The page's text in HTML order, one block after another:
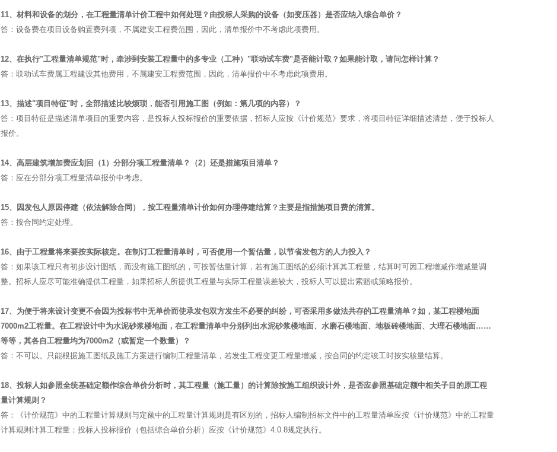
11、材料和设备的划分，在工程量清单计价工程中如何处理？由投标人采购的设备（如变压器）是否应纳入综合单价？
答：设备费在项目设备购置费列项，不属建安工程费范围，因此，清单报价中不考虑此项费用。
12、在执行"工程量清单规范"时，牵涉到安装工程量中的多专业（工种）"联动试车费"是否能计取？如果能计取，请问怎样计算？
答：联动试车费属工程建设其他费用，不属建安工程费范围，因此，清单报价中不考虑此项费用。
13、描述"项目特征"时，全部描述比较烦琐，能否引用施工图（例如：第几项的内容）？
答：项目特征是描述清单项目的重要内容，是投标人投标报价的重要依据，招标人应按《计价规范》要求，将项目特征详细描述清楚，便于投标人
报价。
14、高层建筑增加费应划回（1）分部分项工程量清单？（2）还是措施项目清单？
答：应在分部分项工程量清单报价中考虑。
15、因发包人原因停建（依法解除合同），按工程量清单计价如何办理停建结算？主要是指措施项目费的清算。
答：按合同约定处理。
16、由于工程量将来要按实际核定。在制订工程量清单时，可否使用一个暂估量，以节省发包方的人力投入？
答：如果该工程只有初步设计图纸，而没有施工图纸的，可按暂估量计算，若有施工图纸的必须计算其工程量，结算时可因工程增减作增减量调
整。招标人应尽可能准确提供工程量，如果招标人所提供工程量与实际工程量误差较大，投标人可以提出索赔或策略报价。
17、为便于将来设计变更不会因为投标书中无单价而使承发包双方发生不必要的纠纷，可否采用多做法共存的工程量清单？如，某工程楼地面
7000m2工程量。在工程设计中为水泥砂浆楼地面，在工程量清单中分别列出水泥砂浆楼地面、水磨石楼地面、地板砖楼地面、大理石楼地面……
等等，其各自工程量均为7000m2（或暂定一个数量）？
答：不可以。只能根据施工图纸及施工方案进行编制工程量清单，若发生工程变更工程量增减，按合同的约定竣工时按实核量结算。
18、投标人如参照全统基础定额作综合单价分析时，其工程量（施工量）的计算除按施工组织设计外，是否应参照基础定额中相关子目的原工程
量计算规则？
答：《计价规范》中的工程量计算规则与定额中的工程量计算规则是有区别的，招标人编制招标文件中的工程量清单应按《计价规范》中的工程量
计算规则计算工程量；投标人投标报价（包括综合单价分析）应按《计价规范》4.0.8规定执行。